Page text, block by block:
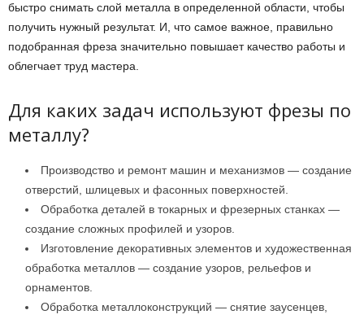
быстро снимать слой металла в определенной области, чтобы
получить нужный результат. И, что самое важное, правильно
подобранная фреза значительно повышает качество работы и
облегчает труд мастера.
Для каких задач используют фрезы по
металлу?
Производство и ремонт машин и механизмов — создание
отверстий, шлицевых и фасонных поверхностей.
Обработка деталей в токарных и фрезерных станках —
создание сложных профилей и узоров.
Изготовление декоративных элементов и художественная
обработка металлов — создание узоров, рельефов и
орнаментов.
Обработка металлоконструкций — снятие заусенцев,